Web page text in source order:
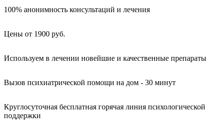
100% анонимность консультаций и лечения
Цены от 1900 руб.
Используем в лечении новейшие и качественные препараты
Вызов психиатрической помощи на дом - 30 минут
Круглосуточная бесплатная горячая линия психологической
поддержки